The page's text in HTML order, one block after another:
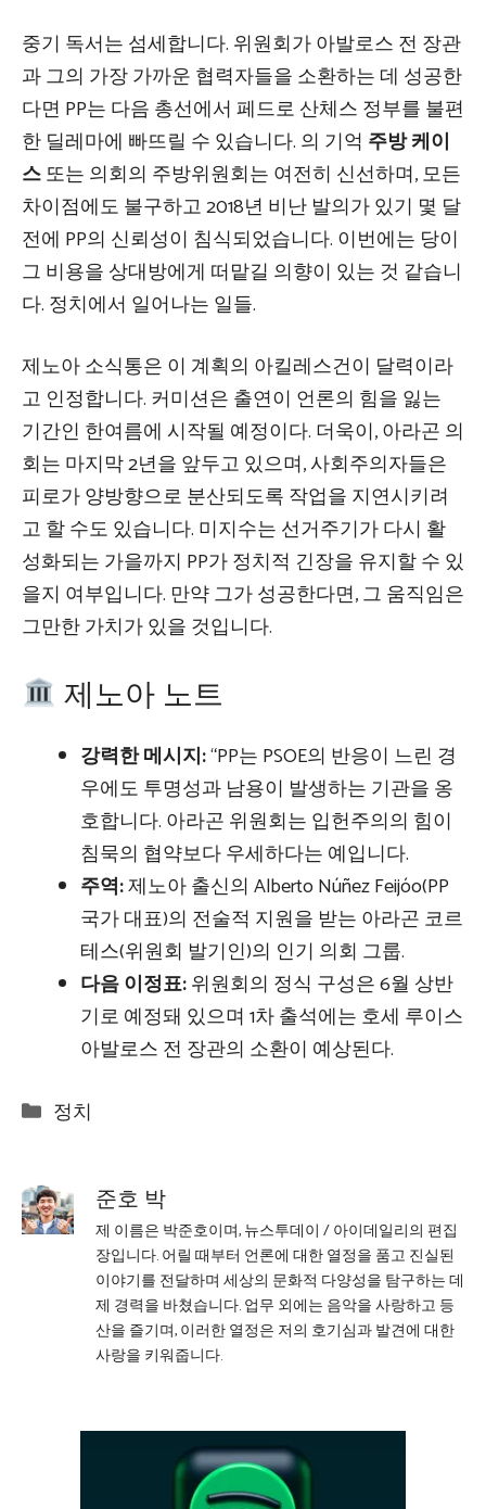
중기 독서는 섬세합니다. 위원회가 아발로스 전 장관
과 그의 가장 가까운 협력자들을 소환하는 데 성공한
다면 PP는 다음 총선에서 페드로 산체스 정부를 불편
한 딜레마에 빠뜨릴 수 있습니다. 의 기억 주방 케이
스또는 의회의 주방위원회는 여전히 신선하며, 모든
차이점에도 불구하고 2018년 비난 발의가 있기 몇 달
전에 PP의 신뢰성이 침식되었습니다. 이번에는 당이
그 비용을 상대방에게 떠맡길 의향이 있는 것 같습니
다. 정치에서 일어나는 일들.
제노아 소식통은 이 계획의 아킬레스건이 달력이라
고 인정합니다. 커미션은 출연이 언론의 힘을 잃는
기간인 한여름에 시작될 예정이다. 더욱이, 아라곤 의
회는 마지막 2년을 앞두고 있으며, 사회주의자들은
피로가 양방향으로 분산되도록 작업을 지연시키려
고 할 수도 있습니다. 미지수는 선거주기가 다시 활
성화되는 가을까지 PP가 정치적 긴장을 유지할 수 있
을지 여부입니다. 만약 그가 성공한다면, 그 움직임은
그만한 가치가 있을 것입니다.
제노아 노트
강력한 메시지:“PP는 PSOE의 반응이 느린 경
우에도 투명성과 남용이 발생하는 기관을 옹
호합니다. 아라곤 위원회는 입헌주의의 힘이
침묵의 협약보다 우세하다는 예입니다.
주역:제노아 출신의 Alberto Núñez Feijóo(PP
국가 대표)의 전술적 지원을 받는 아라곤 코르
테스(위원회 발기인)의 인기 의회 그룹.
다음 이정표:위원회의 정식 구성은 6월 상반
기로 예정돼 있으며 1차 출석에는 호세 루이스
아발로스 전 장관의 소환이 예상된다.
Categories
정치
준호 박
제 이름은 박준호이며, 뉴스투데이 / 아이데일리의 편집
장입니다. 어릴 때부터 언론에 대한 열정을 품고 진실된
이야기를 전달하며 세상의 문화적 다양성을 탐구하는 데
제 경력을 바쳤습니다. 업무 외에는 음악을 사랑하고 등
산을 즐기며, 이러한 열정은 저의 호기심과 발견에 대한
사랑을 키워줍니다.